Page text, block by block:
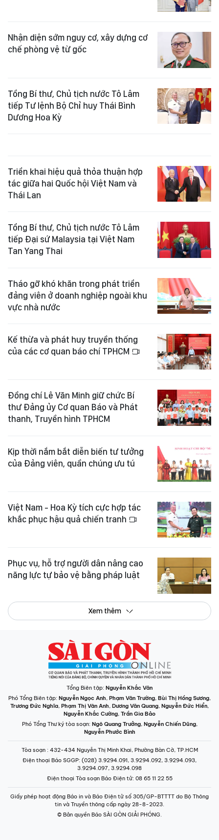
Nhận diện sớm nguy cơ, xây dựng cơ
chế phòng vệ từ gốc
Tổng Bí thư, Chủ tịch nước Tô Lâm
tiếp Tư lệnh Bộ Chỉ huy Thái Bình
Dương Hoa Kỳ
Triển khai hiệu quả thỏa thuận hợp
tác giữa hai Quốc hội Việt Nam và
Thái Lan
Tổng Bí thư, Chủ tịch nước Tô Lâm
tiếp Đại sứ Malaysia tại Việt Nam
Tan Yang Thai
Tháo gỡ khó khăn trong phát triển
đảng viên ở doanh nghiệp ngoài khu
vực nhà nước
Kế thừa và phát huy truyền thống
của các cơ quan báo chí TPHCM
Đồng chí Lê Văn Minh giữ chức Bí
thư Đảng ủy Cơ quan Báo và Phát
thanh, Truyền hình TPHCM
Kịp thời nắm bắt diễn biến tư tưởng
của Đảng viên, quần chúng ưu tú
Việt Nam - Hoa Kỳ tích cực hợp tác
khắc phục hậu quả chiến tranh
Phục vụ, hỗ trợ người dân nâng cao
năng lực tự bảo vệ bằng pháp luật
Xem thêm
Tổng Biên tập: Nguyễn Khắc Văn
Phó Tổng Biên tập: Nguyễn Ngọc Anh, Phạm Văn Trường, Bùi Thị Hồng Sương,
Trương Đức Nghĩa, Phạm Thị Vân Anh, Dương Văn Quang, Nguyễn Đức Hiển,
Nguyễn Khắc Cường, Trần Gia Bảo
Phó Tổng Thư ký tòa soạn: Ngô Quang Trưởng, Nguyễn Chiến Dũng,
Nguyễn Phước Bình
Tòa soạn : 432-434 Nguyễn Thị Minh Khai, Phường Bàn Cờ, TP.HCM
Điện thoại Báo SGGP: (028) 3.9294.091, 3.9294.092, 3.9294.093,
3.9294.097, 3.9294.098
Điện thoại Tòa soạn Báo Điện tử: 08 65 11 22 55
Giấy phép hoạt động Báo in và Báo Điện tử số 305/GP-BTTTT do Bộ Thông
tin và Truyền thông cấp ngày 28-8-2023.
© Bản quyền Báo SÀI GÒN GIẢI PHÓNG.